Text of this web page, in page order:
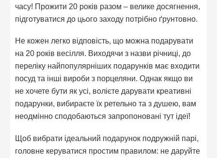
часу! Прожити 20 років разом – велике досягнення,
підготуватися до цього заходу потрібно ґрунтовно.
Не кожен легко відповість, що можна подарувати
на 20 років весілля. Виходячи з назви річниці, до
переліку найпопулярніших подарунків має входити
посуд та інші вироби з порцеляни. Однак якщо ви
не хочете бути як усі, волієте дарувати креативні
подарунки, вибираєте їх ретельно та з душею, вам
неодмінно сподобаються запропоновані тут ідеї!
Щоб вибрати ідеальний подарунок подружній парі,
головне керуватися простим правилом: не даруйте